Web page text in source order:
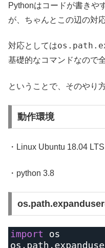
Pythonはコードが書きや
が、ちゃんとこの辺の対
対応としては
基礎的なコマンドなので
ということで、そのやり
動作環境
・Linux Ubuntu 18.04 LTS
・python 3.8